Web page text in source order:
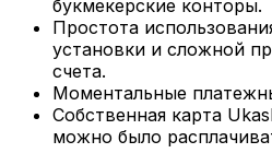
букмекерские конторы.
Простота
установки и сложной
счета.
Моментальные
Собственная карта
можно было